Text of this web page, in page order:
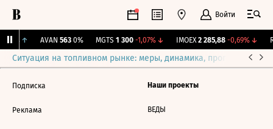
Войти
↑ AVAN 563 0% MGTS 1 300 -1,07%↓ IMOEX 2 285,88 -0,69%↓
Ситуация на топливном рынке: меры, динамика, прогнозы
Подписка
Реклама
Наши проекты
ВЕДЫ